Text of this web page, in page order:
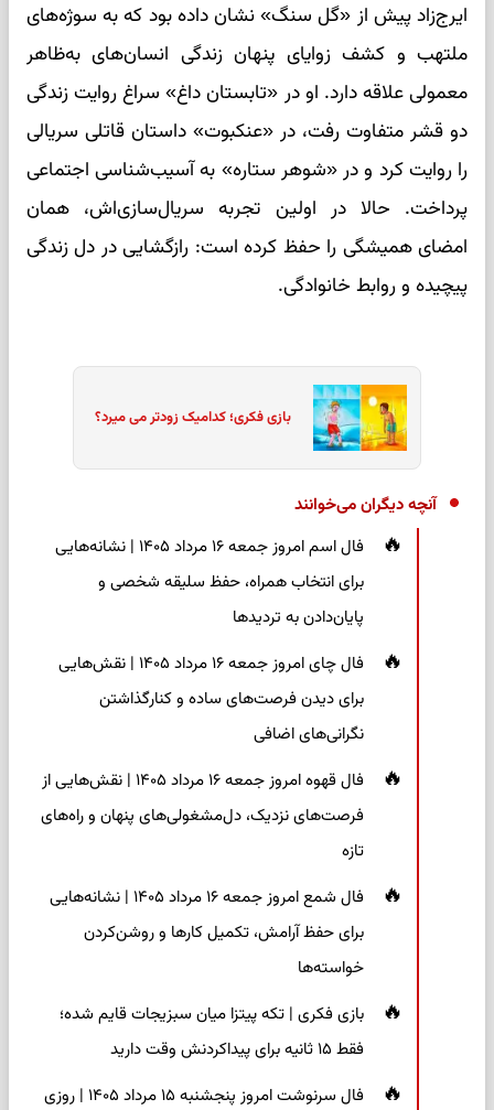
ایرج‌زاد پیش از «گل سنگ» نشان داده بود که به سوژه‌های
ملتهب و کشف زوایای پنهان زندگی انسان‌های به‌ظاهر
معمولی علاقه دارد. او در «تابستان داغ» سراغ روایت زندگی
دو قشر متفاوت رفت، در «عنکبوت» داستان قاتلی سریالی
را روایت کرد و در «شوهر ستاره» به آسیب‌شناسی اجتماعی
پرداخت. حالا در اولین تجربه سریال‌سازی‌اش، همان
امضای همیشگی را حفظ کرده است: رازگشایی در دل زندگی
پیچیده و روابط خانوادگی.
بازی فکری؛ کدامیک زودتر می میرد؟
آنچه دیگران می‌خوانند
فال اسم امروز جمعه ۱۶ مرداد ۱۴۰۵ | نشانه‌هایی
برای انتخاب همراه، حفظ سلیقه شخصی و
پایان‌دادن به تردیدها
فال چای امروز جمعه ۱۶ مرداد ۱۴۰۵ | نقش‌هایی
برای دیدن فرصت‌های ساده و کنارگذاشتن
نگرانی‌های اضافی
فال قهوه امروز جمعه ۱۶ مرداد ۱۴۰۵ | نقش‌هایی از
فرصت‌های نزدیک، دل‌مشغولی‌های پنهان و راه‌های
تازه
فال شمع امروز جمعه ۱۶ مرداد ۱۴۰۵ | نشانه‌هایی
برای حفظ آرامش، تکمیل کارها و روشن‌کردن
خواسته‌ها
بازی فکری | تکه پیتزا میان سبزیجات قایم شده؛
فقط ۱۵ ثانیه برای پیداکردنش وقت دارید
فال سرنوشت امروز پنجشنبه ۱۵ مرداد ۱۴۰۵ | روزی